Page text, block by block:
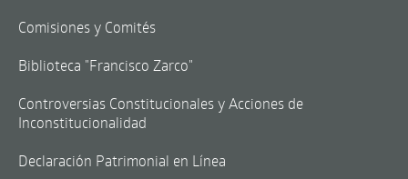
Comisiones y Comités
Biblioteca "Francisco Zarco"
Controversias Constitucionales y Acciones de
Inconstitucionalidad
Declaración Patrimonial en Línea